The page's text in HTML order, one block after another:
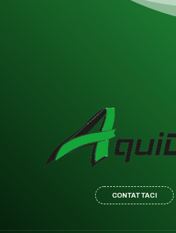
CONTATTACI